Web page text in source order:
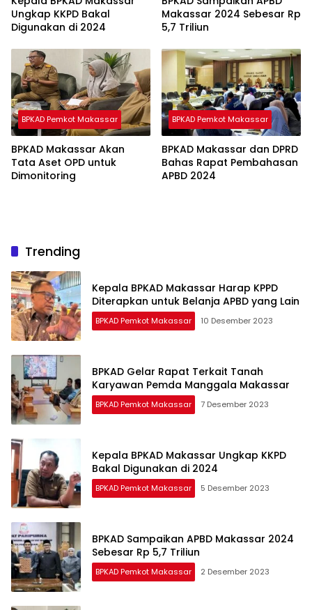
Ungkap KKPD Bakal
Digunakan di 2024
Makassar 2024 Sebesar Rp
5,7 Triliun
BPKAD Pemkot Makassar
BPKAD Makassar Akan
Tata Aset OPD untuk
Dimonitoring
BPKAD Pemkot Makassar
BPKAD Makassar dan DPRD
Bahas Rapat Pembahasan
APBD 2024
Trending
Kepala BPKAD Makassar Harap KPPD
Diterapkan untuk Belanja APBD yang Lain
BPKAD Pemkot Makassar 10 Desember 2023
BPKAD Gelar Rapat Terkait Tanah
Karyawan Pemda Manggala Makassar
BPKAD Pemkot Makassar 7 Desember 2023
Kepala BPKAD Makassar Ungkap KKPD
Bakal Digunakan di 2024
BPKAD Pemkot Makassar 5 Desember 2023
BPKAD Sampaikan APBD Makassar 2024
Sebesar Rp 5,7 Triliun
BPKAD Pemkot Makassar 2 Desember 2023